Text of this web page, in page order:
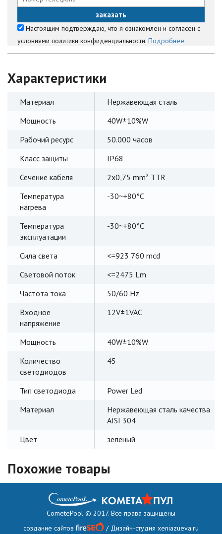
Настоящим подтверждаю, что я ознакомлен и согласен с
условиями политики конфиденциальности. Подробнее.
Характеристики
Материал
Нержавеющая сталь
Мощность
40W±10%W
Рабочий ресурс
50.000 часов
Класс защиты
IP68
Сечение кабеля
2x0,75 mm² TTR
Температура
нагрева
-30~+80°C
Температура
эксплуатации
-30~+80°C
Сила света
<=923 760 mcd
Световой поток
<=2475 Lm
Частота тока
50/60 Hz
Входное
напряжение
12V±1VAC
Мощность
40W±10%W
Количество
светодиодов
45
Тип светодиода
Power Led
Материал
Нержавеющая сталь качества
AISI 304
Цвет
зеленый
Похожие товары
CometePool © 2017. Все права защищены
создание сайтов
/ Дизайн-студия xeniazueva.ru